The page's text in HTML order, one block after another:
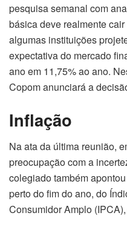
pesquisa semanal com
básica deve realmente
algumas instituições
expectativa do mercado
ano em 11,75% ao ano.
Copom anunciará a
Inflação
Na ata da última reunião,
preocupação com a
colegiado também
perto do fim do ano, do
Consumidor Amplo